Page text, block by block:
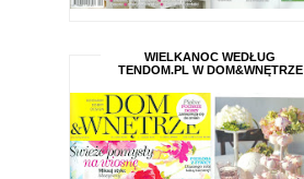
WIELKANOC WEDŁUG
TENDOM.PL W DOM&WNĘTRZE